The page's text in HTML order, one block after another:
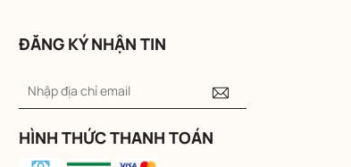
ĐĂNG KÝ NHẬN TIN
HÌNH THỨC THANH TOÁN